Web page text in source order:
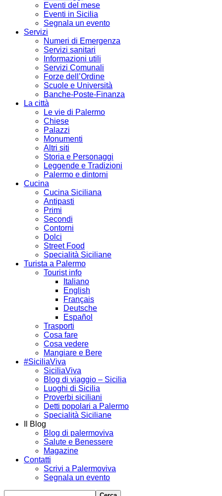
Eventi del mese
Eventi in Sicilia
Segnala un evento
Servizi
Numeri di Emergenza
Servizi sanitari
Informazioni utili
Servizi Comunali
Forze dell’Ordine
Scuole e Università
Banche-Poste-Finanza
La città
Le vie di Palermo
Chiese
Palazzi
Monumenti
Altri siti
Storia e Personaggi
Leggende e Tradizioni
Palermo e dintorni
Cucina
Cucina Siciliana
Antipasti
Primi
Secondi
Contorni
Dolci
Street Food
Specialità Siciliane
Turista a Palermo
Tourist info
Italiano
English
Français
Deutsche
Español
Trasporti
Cosa fare
Cosa vedere
Mangiare e Bere
#SiciliaViva
SiciliaViva
Blog di viaggio – Sicilia
Luoghi di Sicilia
Proverbi siciliani
Detti popolari a Palermo
Specialità Siciliane
Il Blog
Blog di palermoviva
Salute e Benessere
Magazine
Contatti
Scrivi a Palermoviva
Segnala un evento